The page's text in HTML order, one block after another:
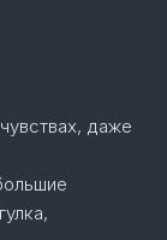
даже